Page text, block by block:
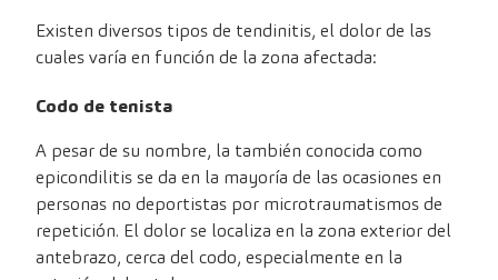
Existen diversos tipos de tendinitis, el dolor de las
cuales varía en función de la zona afectada:
Codo de tenista
A pesar de su nombre, la también conocida como
epicondilitis se da en la mayoría de las ocasiones en
personas no deportistas por microtraumatismos de
repetición. El dolor se localiza en la zona exterior del
antebrazo, cerca del codo, especialmente en la